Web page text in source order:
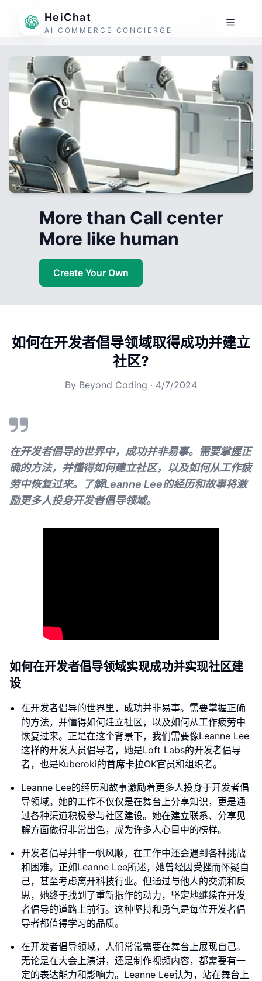
HeiChat
AI COMMERCE CONCIERGE
More than Call center
More like human
Create Your Own
如何在开发者倡导领域取得成功并建立
社区?
By Beyond Coding · 4/7/2024
在开发者倡导的世界中，成功并非易事。需要掌握正
确的方法，并懂得如何建立社区，以及如何从工作疲
劳中恢复过来。了解Leanne Lee的经历和故事将激
励更多人投身开发者倡导领域。
如何在开发者倡导领域实现成功并实现社区建
设
在开发者倡导的世界里，成功并非易事。需要掌握正确
的方法，并懂得如何建立社区，以及如何从工作疲劳中
恢复过来。正是在这个背景下，我们需要像Leanne Lee
这样的开发人员倡导者，她是Loft Labs的开发者倡导
者，也是Kuberoki的首席卡拉OK官员和组织者。
Leanne Lee的经历和故事激励着更多人投身于开发者倡
导领域。她的工作不仅仅是在舞台上分享知识，更是通
过各种渠道积极参与社区建设。她在建立联系、分享见
解方面做得非常出色，成为许多人心目中的榜样。
开发者倡导并非一帆风顺，在工作中还会遇到各种挑战
和困难。正如Leanne Lee所述，她曾经因受挫而怀疑自
己，甚至考虑离开科技行业。但通过与他人的交流和反
思，她终于找到了重新振作的动力，坚定地继续在开发
者倡导的道路上前行。这种坚持和勇气是每位开发者倡
导者都值得学习的品质。
在开发者倡导领域，人们常常需要在舞台上展现自己。
无论是在大会上演讲，还是制作视频内容，都需要有一
定的表达能力和影响力。Leanne Lee认为，站在舞台上